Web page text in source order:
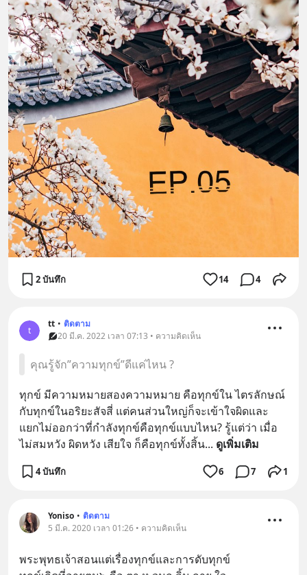
2 บันทึก 14 4
t
tt • ติดตาม
20 มี.ค. 2022 เวลา 07:13 • ความคิดเห็น
คุณรู้จัก”ความทุกข์”ดีแค่ไหน ?
ทุกข์ มีความหมายสองความหมาย คือทุกข์ใน ไตรลักษณ์
กับทุกข์ในอริยะสัจสี่ แต่คนส่วนใหญ่ก็จะเข้าใจผิดและ
แยกไม่ออกว่าที่กําลังทุกข์คือทุกข์แบบไหน? รู้แต่ว่า เมื่อ
ไม่สมหวัง ผิดหวัง เสียใจ ก็คือทุกข์ทั้งสิ้น... ดูเพิ่มเติม
4 บันทึก 6 7 1
Yoniso • ติดตาม
5 มี.ค. 2020 เวลา 01:26 • ความคิดเห็น
พระพุทธเจ้าสอนแต่เรื่องทุกข์และการดับทุกข์